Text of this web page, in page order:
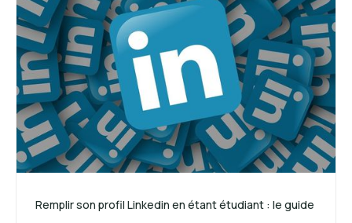
Remplir son profil Linkedin en étant étudiant : le guide